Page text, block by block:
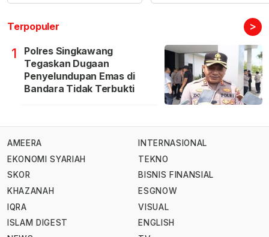
Terpopuler >
1
Polres Singkawang
Tegaskan Dugaan
Penyelundupan Emas di
Bandara Tidak Terbukti
AMEERA
EKONOMI SYARIAH
SKOR
KHAZANAH
IQRA
ISLAM DIGEST
INTERNASIONAL
TEKNO
BISNIS FINANSIAL
ESGNOW
VISUAL
ENGLISH